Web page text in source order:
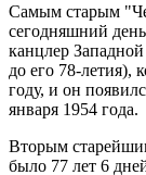
Самым старым
сегодняшний
канцлер
до его 78-летия),
году, и он
января 1954 года.
Вторым
было 77 лет 6